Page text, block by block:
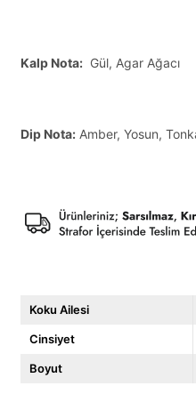
Kalp Nota: Gül, Agar Ağacı
Dip Nota: Amber, Yosun,
Koku Ailesi
Cinsiyet
Boyut